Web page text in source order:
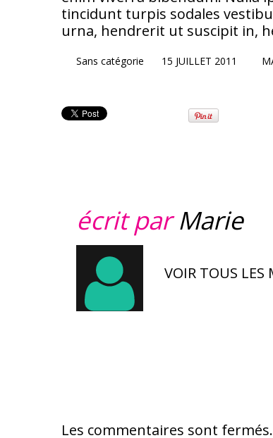
tincidunt turpis sodales
urna, hendrerit ut suscipit in,
Sans catégorie 15 JUILLET 2011
écrit parMarie
VOIR TOUS LES
Les commentaires sont fermés.